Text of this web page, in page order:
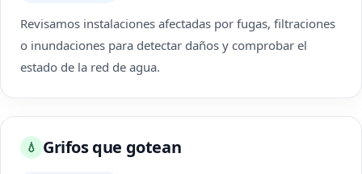
Revisamos instalaciones afectadas por fugas, filtraciones
o inundaciones para detectar daños y comprobar el
estado de la red de agua.
💧 Grifos que gotean